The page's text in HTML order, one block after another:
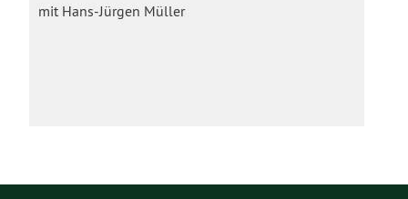
mit Hans-Jürgen Müller